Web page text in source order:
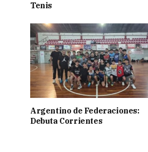
Tenis
Argentino de Federaciones:
Debuta Corrientes